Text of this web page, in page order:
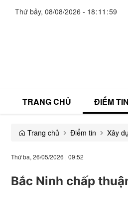
Thứ bảy, 08/08/2026 - 18:12 :00
TRANG CHỦ ĐIỂM TIN
Đời sống
Trang chủ Điểm tin Xây
Thứ ba, 26/05/2026 | 09:52
Bắc Ninh chấp